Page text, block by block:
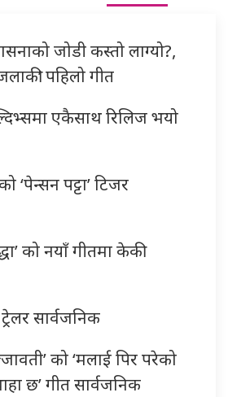
जोडी कस्तो लाग्यो?,
पहिलो गीत
एकैसाथ रिलिज भयो
‘पेन्सन पट्टा’ टिजर
को नयाँ गीतमा केकी
ट्रेलर सार्वजनिक
को ‘मलाई पिर परेको
छ’ गीत सार्वजनिक